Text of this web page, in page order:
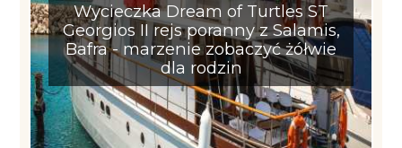
Wycieczka Dream of Turtles ST
Georgios II rejs poranny z Salamis,
Bafra - marzenie zobaczyć żółwie
dla rodzin